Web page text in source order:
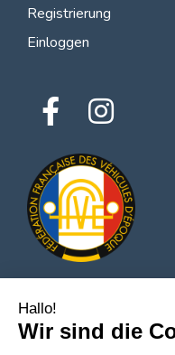
Registrierung
Einloggen
© 2026 Alle Rechte
Datenschutzrichtlinien
Hallo!
Wir sind die